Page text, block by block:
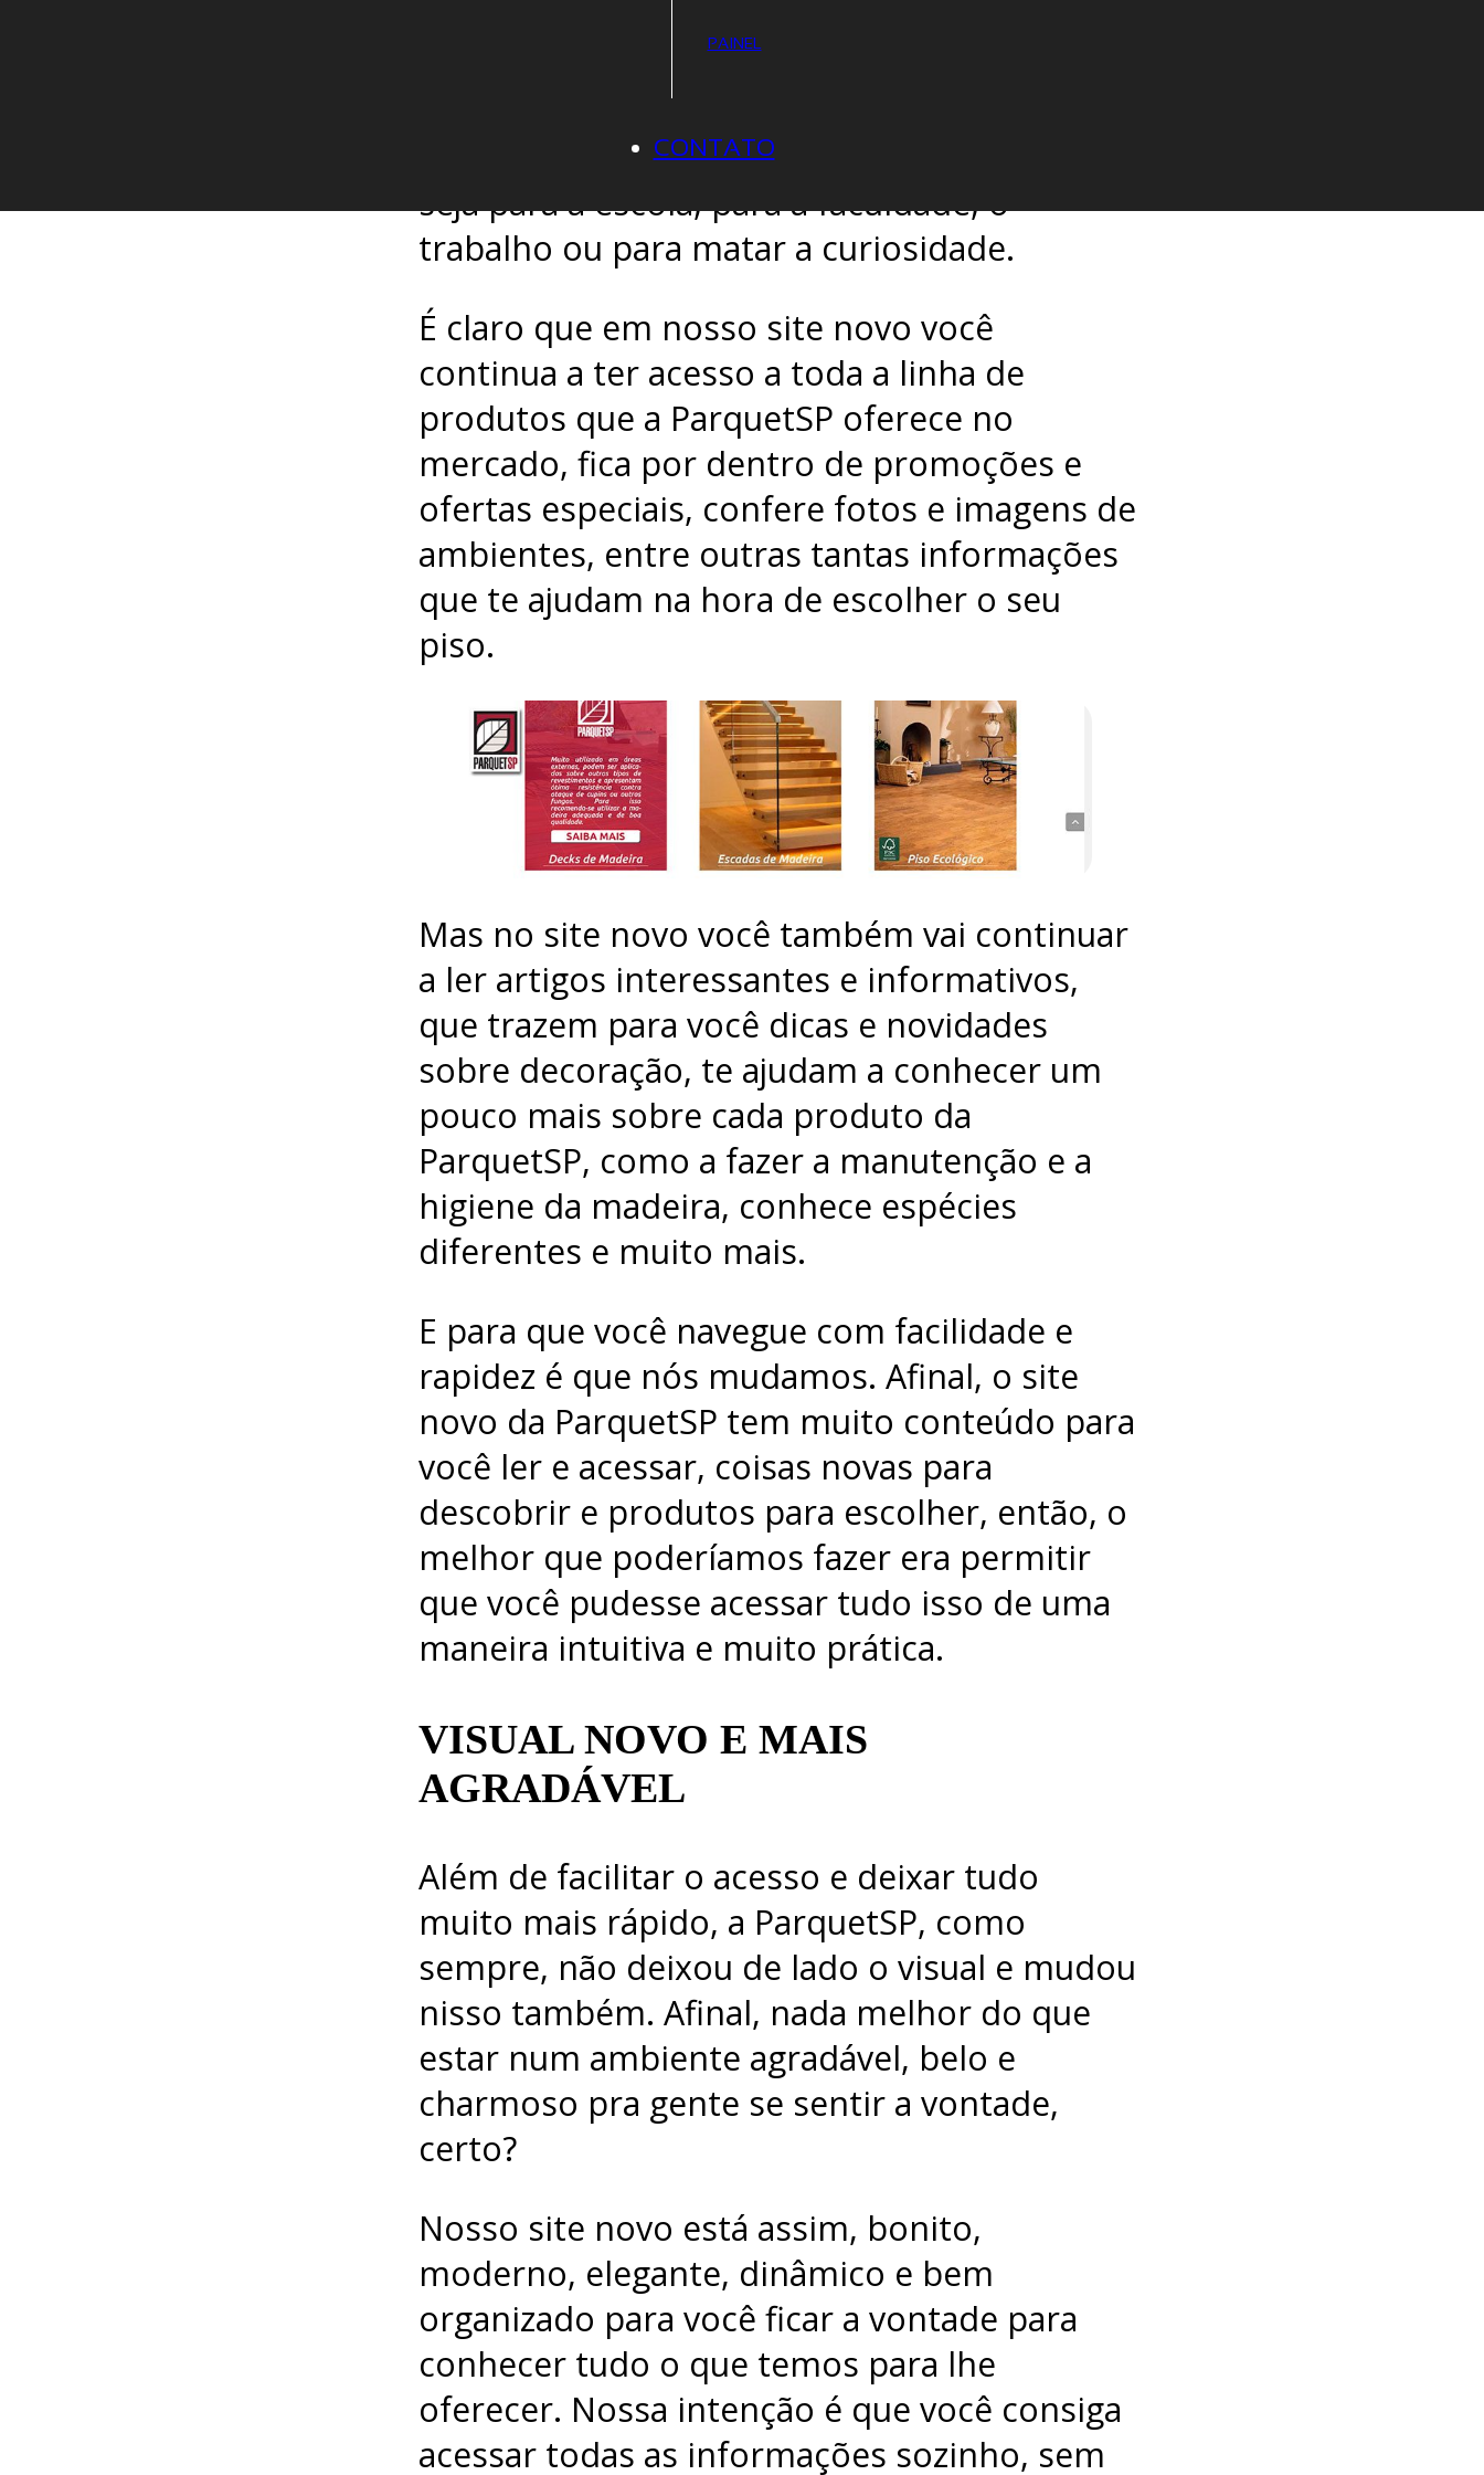
PAINEL
CONTATO
material, conhecer as linhas que existem e
até mesmo para fazer pesquisas técnicas,
seja para a escola, para a faculdade, o
trabalho ou para matar a curiosidade.
É claro que em nosso site novo você
continua a ter acesso a toda a linha de
produtos que a ParquetSP oferece no
mercado, fica por dentro de promoções e
ofertas especiais, confere fotos e imagens de
ambientes, entre outras tantas informações
que te ajudam na hora de escolher o seu
piso.
Mas no site novo você também vai continuar
a ler artigos interessantes e informativos,
que trazem para você dicas e novidades
sobre decoração, te ajudam a conhecer um
pouco mais sobre cada produto da
ParquetSP, como a fazer a manutenção e a
higiene da madeira, conhece espécies
diferentes e muito mais.
E para que você navegue com facilidade e
rapidez é que nós mudamos. Afinal, o site
novo da ParquetSP tem muito conteúdo para
você ler e acessar, coisas novas para
descobrir e produtos para escolher, então, o
melhor que poderíamos fazer era permitir
que você pudesse acessar tudo isso de uma
maneira intuitiva e muito prática.
VISUAL NOVO E MAIS
AGRADÁVEL
Além de facilitar o acesso e deixar tudo
muito mais rápido, a ParquetSP, como
sempre, não deixou de lado o visual e mudou
nisso também. Afinal, nada melhor do que
estar num ambiente agradável, belo e
charmoso pra gente se sentir a vontade,
certo?
Nosso site novo está assim, bonito,
moderno, elegante, dinâmico e bem
organizado para você ficar a vontade para
conhecer tudo o que temos para lhe
oferecer. Nossa intenção é que você consiga
acessar todas as informações sozinho, sem